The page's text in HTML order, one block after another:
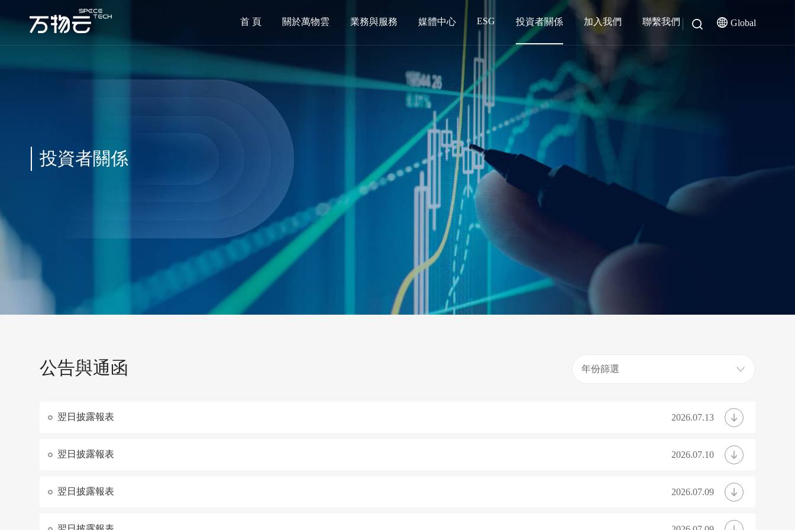
首 頁 關於萬物雲 業務與服務 媒體中心 ESG 投資者關係 加入我們 聯繫我們 Global
投資者關係
公告與通函 年份篩選
翌日披露報表 2026.07.13
翌日披露報表 2026.07.10
翌日披露報表 2026.07.09